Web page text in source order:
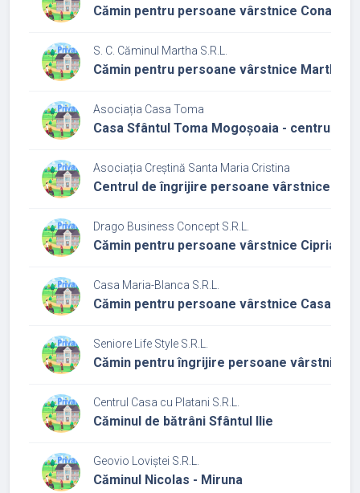
Cămin pentru persoane vârstnice Conacul
S. C. Căminul Martha S.R.L.
Cămin pentru persoane vârstnice Martha
Asociația Casa Toma
Casa Sfântul Toma Mogoșoaia - centrul
Asociația Creștină Santa Maria Cristina
Centrul de îngrijire persoane vârstnice
Drago Business Concept S.R.L.
Cămin pentru persoane vârstnice Ciprian și
Casa Maria-Blanca S.R.L.
Cămin pentru persoane vârstnice Casa
Seniore Life Style S.R.L.
Cămin pentru îngrijire persoane vârstnice
Centrul Casa cu Platani S.R.L.
Căminul de bătrâni Sfântul Ilie
Geovio Loviștei S.R.L.
Căminul Nicolas - Miruna